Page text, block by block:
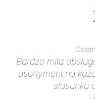
Bardzo miła
asortyment na
stosunku
-